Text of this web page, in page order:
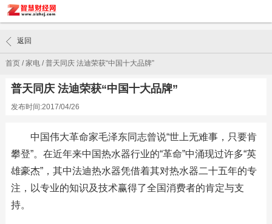
首页/家电/普天同庆 法迪荣获“中国十大品牌”
返回
普天同庆 法迪荣获“中国十大品牌”
发布时间:2017/04/26
中国伟大革命家毛泽东同志曾说“世上无难事，只要肯
攀登”。在近年来中国热水器行业的“革命”中涌现过许多“英
雄豪杰”，其中法迪热水器凭借着其对热水器二十五年的专
注，以专业的知识及技术赢得了全国消费者的肯定与支
持。